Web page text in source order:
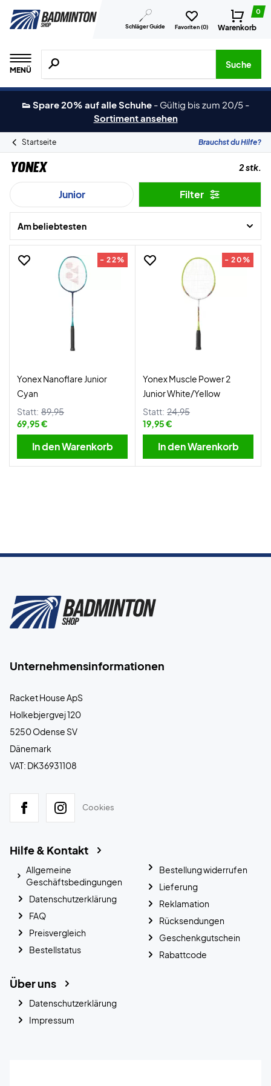
Schläger Guide Favoriten (0)
0
Warenkorb
MENÜ
Suche nach Produkten, Marken usw.
Suche
👟 Spare 20% auf alle Schuhe - Gültig bis zum 20/5 -
Sortiment ansehen
Startseite Brauchst du Hilfe?
Yonex 2 stk.
Junior Filter
Am beliebtesten
- 22%
Yonex Nanoflare Junior
Cyan
Statt: 89,95
69,95 €
In den Warenkorb
- 20%
Yonex Muscle Power 2
Junior White/Yellow
Statt: 24,95
19,95 €
In den Warenkorb
Unternehmensinformationen
Racket House ApS
Holkebjergvej 120
5250 Odense SV
Dänemark
VAT: DK36931108
Cookies
Hilfe & Kontakt
Allgemeine
Geschäftsbedingungen
Datenschutzerklärung
FAQ
Preisvergleich
Bestellstatus
Bestellung widerrufen
Lieferung
Reklamation
Rücksendungen
Geschenkgutschein
Rabattcode
Über uns
Datenschutzerklärung
Impressum